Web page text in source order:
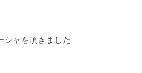
シャを頂きました